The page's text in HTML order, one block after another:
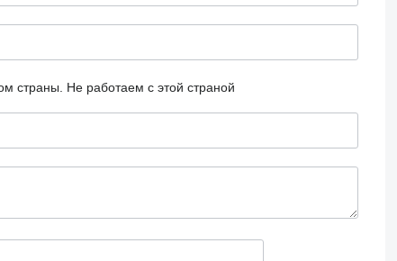
страны. Не работаем с этой страной